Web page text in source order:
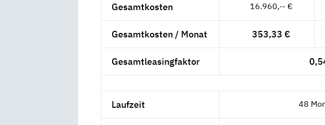
Gesamtkosten 16.960,-- €
Gesamtkosten / Monat 353,33 €
Gesamtleasingfaktor
Laufzeit 48